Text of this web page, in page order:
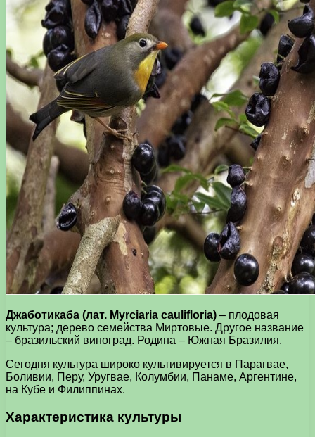
Джаботикаба (лат. Myrciaria caulifloria) – плодовая
культура; дерево семейства Миртовые. Другое название
– бразильский виноград. Родина – Южная Бразилия.
Сегодня культура широко культивируется в Парагвае,
Боливии, Перу, Уругвае, Колумбии, Панаме, Аргентине,
на Кубе и Филиппинах.
Характеристика культуры